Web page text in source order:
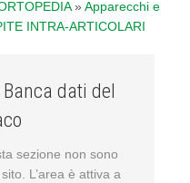
»Apparecchi e
INTRA-ARTICOLARI
dati del
sezione non sono
L’area è attiva a